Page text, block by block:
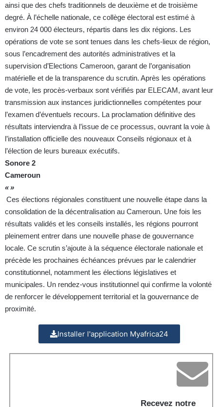
ainsi que des chefs traditionnels de deuxième et de troisième
degré. À l’échelle nationale, ce collège électoral est estimé à
environ 24 000 électeurs, répartis dans les dix régions. Les
opérations de vote se sont tenues dans les chefs-lieux de région,
sous l’encadrement des autorités administratives et la
supervision d’Elections Cameroon, garant de l’organisation
matérielle et de la transparence du scrutin. Après les opérations
de vote, les procès-verbaux sont vérifiés par ELECAM, avant leur
transmission aux instances juridictionnelles compétentes pour
l’examen d’éventuels recours. La proclamation définitive des
résultats interviendra à l’issue de ce processus, ouvrant la voie à
l’installation officielle des nouveaux Conseils régionaux et à
l’élection de leurs bureaux exécutifs.
Sonore 2
Cameroun
« »
Ces élections régionales constituent une nouvelle étape dans la
consolidation de la décentralisation au Cameroun. Une fois les
résultats validés et les conseils installés, les régions pourront
pleinement entrer dans une nouvelle phase de gouvernance
locale. Ce scrutin s’ajoute à la séquence électorale nationale et
précède les prochaines échéances prévues par le calendrier
constitutionnel, notamment les élections législatives et
municipales. Un rendez-vous institutionnel qui confirme la volonté
de renforcer le développement territorial et la gouvernance de
proximité.
Installer l'application Myafrica24
Recevez notre